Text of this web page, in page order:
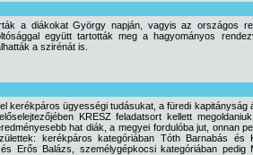
a diákokat György napján, vagyis az országos
együtt tartották meg a hagyományos
a szirénát is.
kerékpáros ügyességi tudásukat, a füredi kapitányság
KRESZ feladatsort kellett
hat diák, a megyei fordulóba jut, onnan
kerékpáros kategóriában Tóth Barnabás és
Erős Balázs, személygépkocsi kategóriában pedig